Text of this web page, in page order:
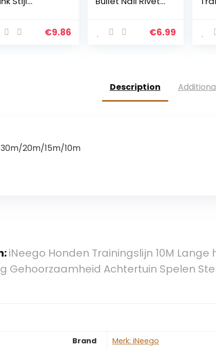
€9.86
Halsband Met
€6.99
Description
20m/15m/10m
iNeego Honden Trainingslijn 10M
Gehoorzaamheid Achtertuin Spelen
Brand Merk: iNeego